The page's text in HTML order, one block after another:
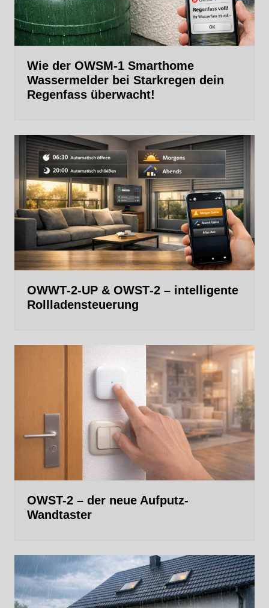
Wie der OWSM‑1 Smarthome
Wassermelder bei Starkregen dein
Regenfass überwacht!
OWWT‑2‑UP & OWST‑2 – intelligente
Rollladensteuerung
OWST-2 – der neue Aufputz-
Wandtaster